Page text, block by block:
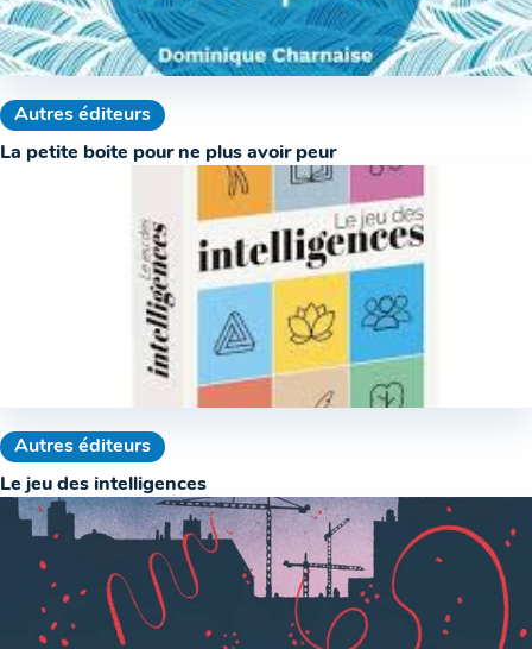
Autres éditeurs
La petite boite pour ne plus avoir peur
Autres éditeurs
Le jeu des intelligences